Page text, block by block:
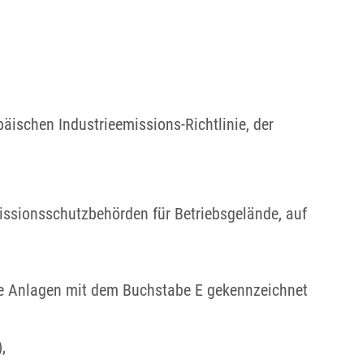
Industrieemissions-Richtlinie, der
für Betriebsgelände, auf
mit dem Buchstabe E gekennzeichnet